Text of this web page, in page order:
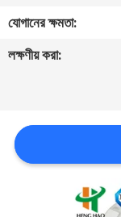
আমাদের
সাথে
করুন
খবর
যোগানের ক্ষমতা:
লক্ষণীয় করা: